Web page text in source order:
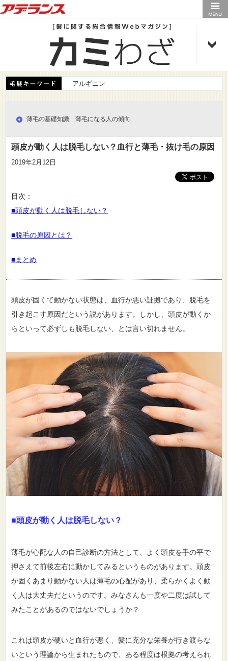
アデランス
アルギニン
薄毛の基礎知識 薄毛になる人の傾向
頭皮が動く人は脱毛しない？血行と薄毛・抜け毛の原因
2019年2月12日
目次：
■頭皮が動く人は脱毛しない？
■脱毛の原因とは？
■まとめ
頭皮が固くて動かない状態は、血行が悪い証拠であり、脱毛を
引き起こす原因だという説があります。しかし、頭皮が動くか
らといって必ずしも脱毛しない、とは言い切れません。
■頭皮が動く人は脱毛しない？
薄毛が心配な人の自己診断の方法として、よく頭皮を手の平で
押さえて前後左右に動かしてみるというものがあります。頭皮
が固くあまり動かない人は薄毛の心配があり、柔らかくよく動
く人は大丈夫だというのです。みなさんも一度や二度は試して
みたことがあるのではないでしょうか？
これは頭皮が硬いと血行が悪く、髪に充分な栄養が行き渡らな
いという理論から生まれたもので、ある程度は根拠の考えられ